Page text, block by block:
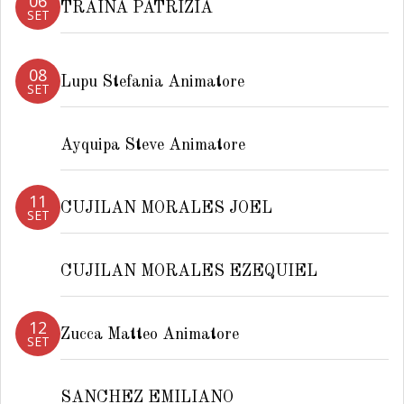
SET TRAINA PATRIZIA
08
SET Lupu Stefania Animatore
Ayquipa Steve Animatore
11
SET CUJILAN MORALES JOEL
CUJILAN MORALES EZEQUIEL
12
SET Zucca Matteo Animatore
SANCHEZ EMILIANO